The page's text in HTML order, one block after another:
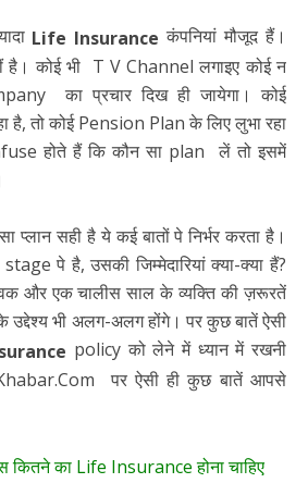
Life Insurance कंपनियां मौजूद हैं।
है। कोई भी T V Channel लगाइए कोई न
का प्रचार दिख ही जायेगा। कोई
तो कोई Pension Plan के लिए लुभा रहा
होते हैं कि कौन सा plan लें तो इसमें
सही है ये कई बातों पे निर्भर करता है।
पे है, उसकी जिम्मेदारियां क्या-क्या हैं?
और एक चालीस साल के व्यक्ति की ज़रूरतें
भी अलग-अलग होंगे। पर कुछ बातें ऐसी
policy को लेने में ध्यान में रखनी
पर ऐसी ही कुछ बातें आपसे
कितने का Life Insurance होना चाहिए